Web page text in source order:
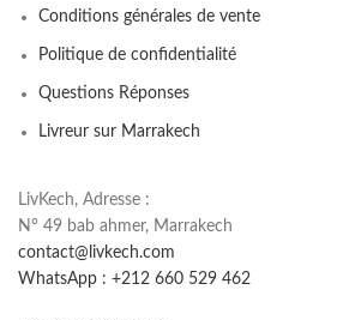
Conditions générales de vente
Politique de confidentialité
Questions Réponses
Livreur sur Marrakech
LivKech, Adresse :
N° 49 bab ahmer, Marrakech
contact@livkech.com
WhatsApp : +212 660 529 462